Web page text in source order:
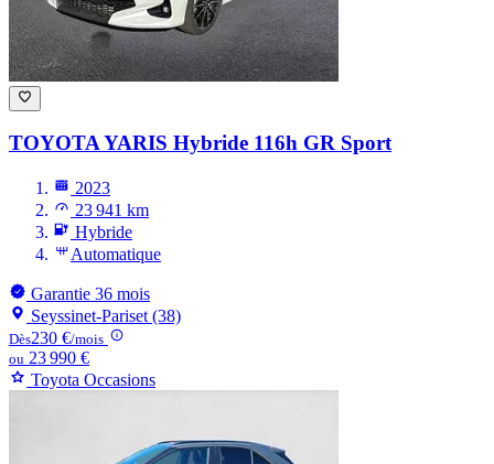
TOYOTA YARIS Hybride 116h GR Sport
2023
23 941 km
Hybride
Automatique
Garantie 36 mois
Seyssinet-Pariset (38)
Dès230 €/mois
ou 23 990 €
Toyota Occasions